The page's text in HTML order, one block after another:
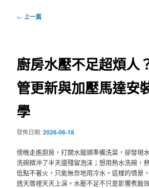
文
← 上一篇
廚房水壓不足超煩人
管更新與加壓馬達安
學
發佈日期:2026-06-18
傍晚走進廚房，打開水龍頭準備洗菜，卻發現
洗碗精沖了半天還殘留泡沫；想用熱水洗碗，
低點不著火，只能無奈地用冷水。這樣的情景
透天厝裡天天上演。水壓不足不只是影響煮飯